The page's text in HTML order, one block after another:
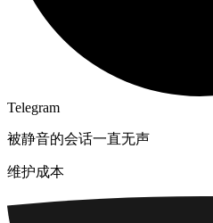
Telegram
被静音的会话一直无声
维护成本